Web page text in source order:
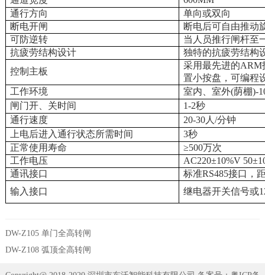
通行方向
单向或双向
断电开闸
断电后可自由推动
可防逆转
当人员推行闸杆至
抗疲劳结构设计
独特的抗疲劳结构
控制主板
采用最先进的ARM
置小按盘，可编程
工作环境
室内、室外(荫棚)-
闸门开、关时间
1-2秒
通行速度
20-30人/分钟
上电后进入通行状态所需时间
3秒
正常使用寿命
≥500万次
工作电压
AC220±10%V
通讯接口
标准RS485接口，
输入接口
继电器开关信号或
DW-Z105 单门全高转闸
DW-Z108 弧顶全高转闸